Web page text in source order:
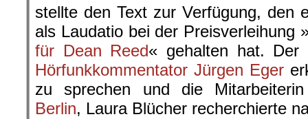
stellte den Text zur Verfügung, den
als Laudatio bei der Preisverleihung
für Dean Reed« gehalten hat. Der
Hörfunkkommentator Jürgen Eger
zu sprechen und die
Berlin, Laura Blücher recherchierte